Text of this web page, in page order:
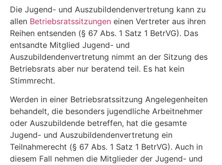
Die Jugend- und Auszubildendenvertretung kann zu
allen Betriebsratssitzungen einen Vertreter aus ihren
Reihen entsenden (§ 67 Abs. 1 Satz 1 BetrVG). Das
entsandte Mitglied Jugend- und
Auszubildendenvertretung nimmt an der Sitzung des
Betriebsrats aber nur beratend teil. Es hat kein
Stimmrecht.
Werden in einer Betriebsratssitzung Angelegenheiten
behandelt, die besonders jugendliche Arbeitnehmer
oder Auszubildende betreffen, hat die gesamte
Jugend- und Auszubildendenvertretung ein
Teilnahmerecht (§ 67 Abs. 1 Satz 1 BetrVG). Auch in
diesem Fall nehmen die Mitglieder der Jugend- und